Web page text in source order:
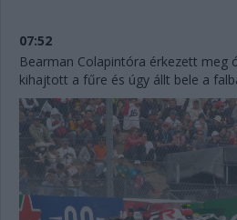
07:52
Bearman Colapintóra érkezett meg
kihajtott a fűre és úgy állt bele a